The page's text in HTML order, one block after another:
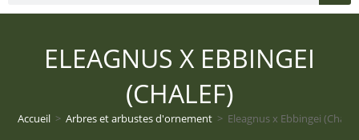
ELEAGNUS X EBBINGEI
(CHALEF)
Accueil > Arbres et arbustes d'ornement > Eleagnus x Ebbingei